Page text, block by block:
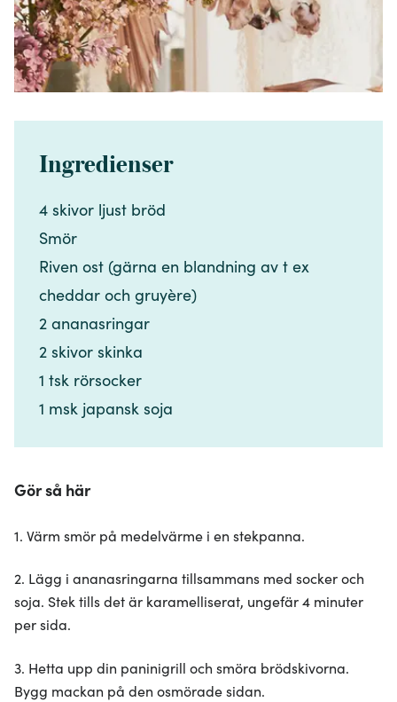
Ingredienser
4 skivor ljust bröd​​​​‌ ‍ ​‍​‍‌‍ ‌ ​‍‌‍‍‌‌‍‌ ‌‍‍‌‌‍ ‍​‍​‍​ ‍‍​‍​‍‌ ​ ‌‍​‌‌‍ ‍‌‍‍‌‌ ‌​‌ ‍‌​‍ ‍‌‍‍‌‌‍ ​‍​‍​‍ ​​‍​‍‌‍‍​‌ ​‍‌‍‌‌‌‍‌‍​‍​‍​ ‍‍​‍​‍‌‍‍​‌ ‌​‌ ‌​‌ ​​‌ ​ ​ ‍‍​‍ ​‍ ‌‍​ ‌‍ ‌‌ ​ ​‍ ‍‌‍​ ‌‍‌‌‌ ​‍‌ ‌‍‌‍‌‌‌ ​‍‌‍​‌​‍ ‍‌ ​ ‌‍‌‌​‍ ‌ ​​‌ ​‍‌‍ ‌‍‌​‌ ‌‌‌‍​ ‌ ‌​‌‍‍‌‌‍ ‌‍ ‍​‍ ‌‍‍‌‌‍ ‍‌ ‌​‌‍‌‌‌‍ ‍‌ ‌​​‍ ‌‍‌‌‌‍‌​‌‍‍‌‌ ‌​​‍ ‌‍ ‌‌‍ ‌‍‌​‌‍‌‌​ ‌‌ ​​‌ ​‍‌‍‌‌‌ ​ ‌‍‌‌‌‍ ‍‌ ‌​‌‍​‌‌ ‌​‌‍‍‌‌‍ ‌‍ ‍​ ‍ ‌‍‍‌‌‍‌​​ ‌​ ‌​‌‍‌‍​ ‌‌‌‍​ ​ ‌‌​ ‍​​ ‌‍​ ​​​‍ ‌​ ‌‍‌‍​‌​ ​​​ ​​​‍ ‌​ ‌​​ ​‌‌‍​‌​ ‌​​‍ ‌‌‍​‍​ ‌‍‌‍​ ​ ‌‍​‍ ‌‌‍​ ‌‍‌‍​ ​‍​ ‌​​ ​ ‌‍​‍​ ‌​‌‍​‌​ ‍‌‌‍​‌​ ​‌​ ‍​​ ‍ ‌ ‌​‌ ‍‌‌ ​​‌‍‌‌​ ‌‌ ​​‌‍​‌‌‍‌ ‌‍‌‌​ ‍ ‌ ​​‌‍​‌‌ ‌​‌‍‍​​ ‌‌‍​‍‌‍ ​‌‍ ‌‍​ ‌‍‍ ‌ ​ ​‍‌‌​ ‌‌‌​​‍‌‌ ‌‍‍ ‌‍‌‌‌ ‍‌​‍‌‌​ ​ ‌​‌​​‍‌‌​ ​ ‌​‌​​‍‌‌​ ​‍​ ​‍‌‍‌‌‌‍‌‍‌‍​‌‌‍‌‌​ ‍​‌‍‌‌​ ‌‍​ ​​​‍ ‌​ ‌ ​ ​​‌‍‌​‌‍‌‍​‍ ‌​ ‌​​ ‍‌​ ​‍​ ​​​‍ ‌‌‍​‍​ ‌ ​ ​‍​ ​‌​‍ ‌​ ‍‌‌‍‌‍​ ‍‌​ ‌‍​ ​ ‌‍‌‌‌‍‌‌‌‍​‌‌‍​‍​ ​ ​ ‌‌‌‍‌‌​‍‌‌​ ​‍​ ​‍​‍‌‌​ ‌‌‌​‌​​‍ ‍‌‍​ ‌‍ ‌‍ ​‌ ‌‌‌‍ ‌‌‍ ‍‌ ​ ​‍‌‌​ ‌‌‌​​‍‌‌ ‌‍‍ ‌‍‌‌‌ ‍‌​‍‌‌​ ​ ‌​‌​​‍‌‌​ ​ ‌​‌​​‍‌‌​ ​‍​ ​‍‌‍​‍​ ‌‌​ ​‌​ ‌‍‌‍​‍​ ‌‌​ ‌‌‌‍‌​‌‍​ ‌‍​‌​ ​​​ ​‍​‍‌‌​ ​‍​ ​‍​‍‌‌​ ‌‌‌​‌​​‍ ‍‌‍‍‌‌ ‌​‌‍‌‌‌‍ ‌‌ ​ ​‍‌‌​ ‌‌‌​​‍​ ​​​‍‌‌​ ‌‌‌​‌​​ ‌‍​‍‌‍​‌‌ ​ ‌‍‌‌‌‌‌‌‌ ​‍‌‍ ​​ ‌‌‍‍​‌ ‌​‌ ‌​‌ ​​‌ ​ ​‍‌‌​ ​ ‌​​‌​‍‌‌​ ​‍‌​‌‍​‍‌‌​ ​‍‌​‌‍‌‍​ ‌‍ ‌‌ ​ ​‍ ‍‌‍​ ‌‍‌‌‌ ​‍‌ ‌‍‌‍‌‌‌ ​‍‌‍​‌​‍ ‍‌ ​ ‌‍‌‌​‍‌‍‌‍‍‌‌‍‌​​ ‌​ ‌​‌‍‌‍​ ‌‌‌‍​ ​ ‌‌​ ‍​​ ‌‍​ ​​​‍ ‌​ ‌‍‌‍​‌​ ​​​ ​​​‍ ‌​ ‌​​ ​‌‌‍​‌​ ‌​​‍ ‌‌‍​‍​ ‌‍‌‍​ ​ ‌‍​‍ ‌‌‍​ ‌‍‌‍​ ​‍​ ‌​​ ​ ‌‍​‍​ ‌​‌‍​‌​ ‍‌‌‍​‌​ ​‌​ ‍​​‍‌‍‌ ‌​‌ ‍‌‌ ​​‌‍‌‌​ ‌‌ ​​‌‍​‌‌‍‌ ‌‍‌‌​‍‌‍‌ ​​‌‍​‌‌ ‌​‌‍‍​​ ‌‌‍​‍‌‍ ​‌‍ ‌‍​ ‌‍‍ ‌ ​ ​‍‌‌​ ‌‌‌​​‍‌‌ ‌‍‍ ‌‍‌‌‌ ‍‌​‍‌‌​ ​ ‌​‌​​‍‌‌​ ​ ‌​‌​​‍‌‌​ ​‍​ ​‍‌‍‌‌‌‍‌‍‌‍​‌‌‍‌‌​ ‍​‌‍‌‌​ ‌‍​ ​​​‍ ‌​ ‌ ​ ​​‌‍‌​‌‍‌‍​‍ ‌​ ‌​​ ‍‌​ ​‍​ ​​​‍ ‌‌‍​‍​ ‌ ​ ​‍​ ​‌​‍ ‌​ ‍‌‌‍‌‍​ ‍‌​ ‌‍​ ​ ‌‍‌‌‌‍‌‌‌‍​‌‌‍​‍​ ​ ​ ‌‌‌‍‌‌​‍‌‌​ ​‍​ ​‍​‍‌‌​ ‌‌‌​‌​​‍ ‍‌‍​ ‌‍ ‌‍ ​‌ ‌‌‌‍ ‌‌‍ ‍‌ ​ ​‍‌‌​ ‌‌‌​​‍‌‌ ‌‍‍ ‌‍‌‌‌ ‍‌​‍‌‌​ ​ ‌​‌​​‍‌‌​ ​ ‌​‌​​‍‌‌​ ​‍​ ​‍‌‍​‍​ ‌‌​ ​‌​ ‌‍‌‍​‍​ ‌‌​ ‌‌‌‍‌​‌‍​ ‌‍​‌​ ​​​ ​‍​‍‌‌​ ​‍​ ​‍​‍‌‌​ ‌‌‌​‌​​‍ ‍‌‍‍‌‌ ‌​‌‍‌‌‌‍ ‌‌ ​ ​‍‌‌​ ‌‌‌​​‍​ ​​​‍‌‌​ ‌‌‌​‌​​‍‌‍‌ ‌ ‌‍ ‌ ​‍‌‍‍ ‌ ​ ‌ ​​‌‍​‌‌‍​ ‌‍‌‌​ ‌‌ ​​‌ ​‍‌‍ ‌‍‌​‌ ‌‌‌‍​ ‌ ‌​‌‍‍‌‌‍ ‌‍ ‍​‍‌‍‌ ​​‌‍‌‌‌ ​‍‌ ​ ‌ ​​‌‍‌‌‌‍​ ‌ ‌​‌‍‍‌‌ ‌‍‌‍‌‌​ ‌‌ ​​‌ ‌‌‌‍​‍‌‍ ​‌‍‍‌‌ ​ ‌‍‍​‌‍‌‌‌‍‌​​‍​‍‌ ‌
Smör​​​​‌ ‍ ​‍​‍‌‍ ‌ ​‍‌‍‍‌‌‍‌ ‌‍‍‌‌‍ ‍​‍​‍​ ‍‍​‍​‍‌ ​ ‌‍​‌‌‍ ‍‌‍‍‌‌ ‌​‌ ‍‌​‍ ‍‌‍‍‌‌‍ ​‍​‍​‍ ​​‍​‍‌‍‍​‌ ​‍‌‍‌‌‌‍‌‍​‍​‍​ ‍‍​‍​‍‌‍‍​‌ ‌​‌ ‌​‌ ​​‌ ​ ​ ‍‍​‍ ​‍ ‌‍​ ‌‍ ‌‌ ​ ​‍ ‍‌‍​ ‌‍‌‌‌ ​‍‌ ‌‍‌‍‌‌‌ ​‍‌‍​‌​‍ ‍‌ ​ ‌‍‌‌​‍ ‌ ​​‌ ​‍‌‍ ‌‍‌​‌ ‌‌‌‍​ ‌ ‌​‌‍‍‌‌‍ ‌‍ ‍​‍ ‌‍‍‌‌‍ ‍‌ ‌​‌‍‌‌‌‍ ‍‌ ‌​​‍ ‌‍‌‌‌‍‌​‌‍‍‌‌ ‌​​‍ ‌‍ ‌‌‍ ‌‍‌​‌‍‌‌​ ‌‌ ​​‌ ​‍‌‍‌‌‌ ​ ‌‍‌‌‌‍ ‍‌ ‌​‌‍​‌‌ ‌​‌‍‍‌‌‍ ‌‍ ‍​ ‍ ‌‍‍‌‌‍‌​​ ‌​ ‌​‌‍‌‍​ ‌‌‌‍​ ​ ‌‌​ ‍​​ ‌‍​ ​​​‍ ‌​ ‌‍‌‍​‌​ ​​​ ​​​‍ ‌​ ‌​​ ​‌‌‍​‌​ ‌​​‍ ‌‌‍​‍​ ‌‍‌‍​ ​ ‌‍​‍ ‌‌‍​ ‌‍‌‍​ ​‍​ ‌​​ ​ ‌‍​‍​ ‌​‌‍​‌​ ‍‌‌‍​‌​ ​‌​ ‍​​ ‍ ‌ ‌​‌ ‍‌‌ ​​‌‍‌‌​ ‌‌ ​​‌‍​‌‌‍‌ ‌‍‌‌​ ‍ ‌ ​​‌‍​‌‌ ‌​‌‍‍​​ ‌‌‍​‍‌‍ ​‌‍ ‌‍​ ‌‍‍ ‌ ​ ​‍‌‌​ ‌‌‌​​‍‌‌ ‌‍‍ ‌‍‌‌‌ ‍‌​‍‌‌​ ​ ‌​‌​​‍‌‌​ ​ ‌​‌​​‍‌‌​ ​‍​ ​‍‌‍‌‌‌‍‌‍‌‍​‌‌‍‌‌​ ‍​‌‍‌‌​ ‌‍​ ​​​‍ ‌​ ‌ ​ ​​‌‍‌​‌‍‌‍​‍ ‌​ ‌​​ ‍‌​ ​‍​ ​​​‍ ‌‌‍​‍​ ‌ ​ ​‍​ ​‌​‍ ‌​ ‍‌‌‍‌‍​ ‍‌​ ‌‍​ ​ ‌‍‌‌‌‍‌‌‌‍​‌‌‍​‍​ ​ ​ ‌‌‌‍‌‌​‍‌‌​ ​‍​ ​‍​‍‌‌​ ‌‌‌​‌​​‍ ‍‌‍​ ‌‍ ‌‍ ​‌ ‌‌‌‍ ‌‌‍ ‍‌ ​ ​‍‌‌​ ‌‌‌​​‍‌‌ ‌‍‍ ‌‍‌‌‌ ‍‌​‍‌‌​ ​ ‌​‌​​‍‌‌​ ​ ‌​‌​​‍‌‌​ ​‍​ ​‍‌‍​‍​ ‌‌​ ​‌​ ‌‍‌‍​‍​ ‌‌​ ‌‌‌‍‌​‌‍​ ‌‍​‌​ ​​​ ​‍​‍‌‌​ ​‍​ ​‍​‍‌‌​ ‌‌‌​‌​​‍ ‍‌‍‍‌‌ ‌​‌‍‌‌‌‍ ‌‌ ​ ​‍‌‌​ ‌‌‌​​‍​ ​‌​‍‌‌​ ‌‌‌​‌​​ ‌‍​‍‌‍​‌‌ ​ ‌‍‌‌‌‌‌‌‌ ​‍‌‍ ​​ ‌‌‍‍​‌ ‌​‌ ‌​‌ ​​‌ ​ ​‍‌‌​ ​ ‌​​‌​‍‌‌​ ​‍‌​‌‍​‍‌‌​ ​‍‌​‌‍‌‍​ ‌‍ ‌‌ ​ ​‍ ‍‌‍​ ‌‍‌‌‌ ​‍‌ ‌‍‌‍‌‌‌ ​‍‌‍​‌​‍ ‍‌ ​ ‌‍‌‌​‍‌‍‌‍‍‌‌‍‌​​ ‌​ ‌​‌‍‌‍​ ‌‌‌‍​ ​ ‌‌​ ‍​​ ‌‍​ ​​​‍ ‌​ ‌‍‌‍​‌​ ​​​ ​​​‍ ‌​ ‌​​ ​‌‌‍​‌​ ‌​​‍ ‌‌‍​‍​ ‌‍‌‍​ ​ ‌‍​‍ ‌‌‍​ ‌‍‌‍​ ​‍​ ‌​​ ​ ‌‍​‍​ ‌​‌‍​‌​ ‍‌‌‍​‌​ ​‌​ ‍​​‍‌‍‌ ‌​‌ ‍‌‌ ​​‌‍‌‌​ ‌‌ ​​‌‍​‌‌‍‌ ‌‍‌‌​‍‌‍‌ ​​‌‍​‌‌ ‌​‌‍‍​​ ‌‌‍​‍‌‍ ​‌‍ ‌‍​ ‌‍‍ ‌ ​ ​‍‌‌​ ‌‌‌​​‍‌‌ ‌‍‍ ‌‍‌‌‌ ‍‌​‍‌‌​ ​ ‌​‌​​‍‌‌​ ​ ‌​‌​​‍‌‌​ ​‍​ ​‍‌‍‌‌‌‍‌‍‌‍​‌‌‍‌‌​ ‍​‌‍‌‌​ ‌‍​ ​​​‍ ‌​ ‌ ​ ​​‌‍‌​‌‍‌‍​‍ ‌​ ‌​​ ‍‌​ ​‍​ ​​​‍ ‌‌‍​‍​ ‌ ​ ​‍​ ​‌​‍ ‌​ ‍‌‌‍‌‍​ ‍‌​ ‌‍​ ​ ‌‍‌‌‌‍‌‌‌‍​‌‌‍​‍​ ​ ​ ‌‌‌‍‌‌​‍‌‌​ ​‍​ ​‍​‍‌‌​ ‌‌‌​‌​​‍ ‍‌‍​ ‌‍ ‌‍ ​‌ ‌‌‌‍ ‌‌‍ ‍‌ ​ ​‍‌‌​ ‌‌‌​​‍‌‌ ‌‍‍ ‌‍‌‌‌ ‍‌​‍‌‌​ ​ ‌​‌​​‍‌‌​ ​ ‌​‌​​‍‌‌​ ​‍​ ​‍‌‍​‍​ ‌‌​ ​‌​ ‌‍‌‍​‍​ ‌‌​ ‌‌‌‍‌​‌‍​ ‌‍​‌​ ​​​ ​‍​‍‌‌​ ​‍​ ​‍​‍‌‌​ ‌‌‌​‌​​‍ ‍‌‍‍‌‌ ‌​‌‍‌‌‌‍ ‌‌ ​ ​‍‌‌​ ‌‌‌​​‍​ ​‌​‍‌‌​ ‌‌‌​‌​​‍‌‍‌ ‌ ‌‍ ‌ ​‍‌‍‍ ‌ ​ ‌ ​​‌‍​‌‌‍​ ‌‍‌‌​ ‌‌ ​​‌ ​‍‌‍ ‌‍‌​‌ ‌‌‌‍​ ‌ ‌​‌‍‍‌‌‍ ‌‍ ‍​‍‌‍‌ ​​‌‍‌‌‌ ​‍‌ ​ ‌ ​​‌‍‌‌‌‍​ ‌ ‌​‌‍‍‌‌ ‌‍‌‍‌‌​ ‌‌ ​​‌ ‌‌‌‍​‍‌‍ ​‌‍‍‌‌ ​ ‌‍‍​‌‍‌‌‌‍‌​​‍​‍‌ ‌
Riven ost (gärna en blandning av t ex
cheddar och gruyère)​​​​‌ ‍ ​‍​‍‌‍ ‌ ​‍‌‍‍‌‌‍‌ ‌‍‍‌‌‍ ‍​‍​‍​ ‍‍​‍​‍‌ ​ ‌‍​‌‌‍ ‍‌‍‍‌‌ ‌​‌ ‍‌​‍ ‍‌‍‍‌‌‍ ​‍​‍​‍ ​​‍​‍‌‍‍​‌ ​‍‌‍‌‌‌‍‌‍​‍​‍​ ‍‍​‍​‍‌‍‍​‌ ‌​‌ ‌​‌ ​​‌ ​ ​ ‍‍​‍ ​‍ ‌‍​ ‌‍ ‌‌ ​ ​‍ ‍‌‍​ ‌‍‌‌‌ ​‍‌ ‌‍‌‍‌‌‌ ​‍‌‍​‌​‍ ‍‌ ​ ‌‍‌‌​‍ ‌ ​​‌ ​‍‌‍ ‌‍‌​‌ ‌‌‌‍​ ‌ ‌​‌‍‍‌‌‍ ‌‍ ‍​‍ ‌‍‍‌‌‍ ‍‌ ‌​‌‍‌‌‌‍ ‍‌ ‌​​‍ ‌‍‌‌‌‍‌​‌‍‍‌‌ ‌​​‍ ‌‍ ‌‌‍ ‌‍‌​‌‍‌‌​ ‌‌ ​​‌ ​‍‌‍‌‌‌ ​ ‌‍‌‌‌‍ ‍‌ ‌​‌‍​‌‌ ‌​‌‍‍‌‌‍ ‌‍ ‍​ ‍ ‌‍‍‌‌‍‌​​ ‌​ ‌​‌‍‌‍​ ‌‌‌‍​ ​ ‌‌​ ‍​​ ‌‍​ ​​​‍ ‌​ ‌‍‌‍​‌​ ​​​ ​​​‍ ‌​ ‌​​ ​‌‌‍​‌​ ‌​​‍ ‌‌‍​‍​ ‌‍‌‍​ ​ ‌‍​‍ ‌‌‍​ ‌‍‌‍​ ​‍​ ‌​​ ​ ‌‍​‍​ ‌​‌‍​‌​ ‍‌‌‍​‌​ ​‌​ ‍​​ ‍ ‌ ‌​‌ ‍‌‌ ​​‌‍‌‌​ ‌‌ ​​‌‍​‌‌‍‌ ‌‍‌‌​ ‍ ‌ ​​‌‍​‌‌ ‌​‌‍‍​​ ‌‌‍​‍‌‍ ​‌‍ ‌‍​ ‌‍‍ ‌ ​ ​‍‌‌​ ‌‌‌​​‍‌‌ ‌‍‍ ‌‍‌‌‌ ‍‌​‍‌‌​ ​ ‌​‌​​‍‌‌​ ​ ‌​‌​​‍‌‌​ ​‍​ ​‍‌‍‌‌‌‍‌‍‌‍​‌‌‍‌‌​ ‍​‌‍‌‌​ ‌‍​ ​​​‍ ‌​ ‌ ​ ​​‌‍‌​‌‍‌‍​‍ ‌​ ‌​​ ‍‌​ ​‍​ ​​​‍ ‌‌‍​‍​ ‌ ​ ​‍​ ​‌​‍ ‌​ ‍‌‌‍‌‍​ ‍‌​ ‌‍​ ​ ‌‍‌‌‌‍‌‌‌‍​‌‌‍​‍​ ​ ​ ‌‌‌‍‌‌​‍‌‌​ ​‍​ ​‍​‍‌‌​ ‌‌‌​‌​​‍ ‍‌‍​ ‌‍ ‌‍ ​‌ ‌‌‌‍ ‌‌‍ ‍‌ ​ ​‍‌‌​ ‌‌‌​​‍‌‌ ‌‍‍ ‌‍‌‌‌ ‍‌​‍‌‌​ ​ ‌​‌​​‍‌‌​ ​ ‌​‌​​‍‌‌​ ​‍​ ​‍‌‍​‍​ ‌‌​ ​‌​ ‌‍‌‍​‍​ ‌‌​ ‌‌‌‍‌​‌‍​ ‌‍​‌​ ​​​ ​‍​‍‌‌​ ​‍​ ​‍​‍‌‌​ ‌‌‌​‌​​‍ ‍‌‍‍‌‌ ‌​‌‍‌‌‌‍ ‌‌ ​ ​‍‌‌​ ‌‌‌​​‍​ ​‍​‍‌‌​ ‌‌‌​‌​​ ‌‍​‍‌‍​‌‌ ​ ‌‍‌‌‌‌‌‌‌ ​‍‌‍ ​​ ‌‌‍‍​‌ ‌​‌ ‌​‌ ​​‌ ​ ​‍‌‌​ ​ ‌​​‌​‍‌‌​ ​‍‌​‌‍​‍‌‌​ ​‍‌​‌‍‌‍​ ‌‍ ‌‌ ​ ​‍ ‍‌‍​ ‌‍‌‌‌ ​‍‌ ‌‍‌‍‌‌‌ ​‍‌‍​‌​‍ ‍‌ ​ ‌‍‌‌​‍‌‍‌‍‍‌‌‍‌​​ ‌​ ‌​‌‍‌‍​ ‌‌‌‍​ ​ ‌‌​ ‍​​ ‌‍​ ​​​‍ ‌​ ‌‍‌‍​‌​ ​​​ ​​​‍ ‌​ ‌​​ ​‌‌‍​‌​ ‌​​‍ ‌‌‍​‍​ ‌‍‌‍​ ​ ‌‍​‍ ‌‌‍​ ‌‍‌‍​ ​‍​ ‌​​ ​ ‌‍​‍​ ‌​‌‍​‌​ ‍‌‌‍​‌​ ​‌​ ‍​​‍‌‍‌ ‌​‌ ‍‌‌ ​​‌‍‌‌​ ‌‌ ​​‌‍​‌‌‍‌ ‌‍‌‌​‍‌‍‌ ​​‌‍​‌‌ ‌​‌‍‍​​ ‌‌‍​‍‌‍ ​‌‍ ‌‍​ ‌‍‍ ‌ ​ ​‍‌‌​ ‌‌‌​​‍‌‌ ‌‍‍ ‌‍‌‌‌ ‍‌​‍‌‌​ ​ ‌​‌​​‍‌‌​ ​ ‌​‌​​‍‌‌​ ​‍​ ​‍‌‍‌‌‌‍‌‍‌‍​‌‌‍‌‌​ ‍​‌‍‌‌​ ‌‍​ ​​​‍ ‌​ ‌ ​ ​​‌‍‌​‌‍‌‍​‍ ‌​ ‌​​ ‍‌​ ​‍​ ​​​‍ ‌‌‍​‍​ ‌ ​ ​‍​ ​‌​‍ ‌​ ‍‌‌‍‌‍​ ‍‌​ ‌‍​ ​ ‌‍‌‌‌‍‌‌‌‍​‌‌‍​‍​ ​ ​ ‌‌‌‍‌‌​‍‌‌​ ​‍​ ​‍​‍‌‌​ ‌‌‌​‌​​‍ ‍‌‍​ ‌‍ ‌‍ ​‌ ‌‌‌‍ ‌‌‍ ‍‌ ​ ​‍‌‌​ ‌‌‌​​‍‌‌ ‌‍‍ ‌‍‌‌‌ ‍‌​‍‌‌​ ​ ‌​‌​​‍‌‌​ ​ ‌​‌​​‍‌‌​ ​‍​ ​‍‌‍​‍​ ‌‌​ ​‌​ ‌‍‌‍​‍​ ‌‌​ ‌‌‌‍‌​‌‍​ ‌‍​‌​ ​​​ ​‍​‍‌‌​ ​‍​ ​‍​‍‌‌​ ‌‌‌​‌​​‍ ‍‌‍‍‌‌ ‌​‌‍‌‌‌‍ ‌‌ ​ ​‍‌‌​ ‌‌‌​​‍​ ​‍​‍‌‌​ ‌‌‌​‌​​‍‌‍‌ ‌ ‌‍ ‌ ​‍‌‍‍ ‌ ​ ‌ ​​‌‍​‌‌‍​ ‌‍‌‌​ ‌‌ ​​‌ ​‍‌‍ ‌‍‌​‌ ‌‌‌‍​ ‌ ‌​‌‍‍‌‌‍ ‌‍ ‍​‍‌‍‌ ​​‌‍‌‌‌ ​‍‌ ​ ‌ ​​‌‍‌‌‌‍​ ‌ ‌​‌‍‍‌‌ ‌‍‌‍‌‌​ ‌‌ ​​‌ ‌‌‌‍​‍‌‍ ​‌‍‍‌‌ ​ ‌‍‍​‌‍‌‌‌‍‌​​‍​‍‌ ‌
2 ananasringar​​​​‌ ‍ ​‍​‍‌‍ ‌ ​‍‌‍‍‌‌‍‌ ‌‍‍‌‌‍ ‍​‍​‍​ ‍‍​‍​‍‌ ​ ‌‍​‌‌‍ ‍‌‍‍‌‌ ‌​‌ ‍‌​‍ ‍‌‍‍‌‌‍ ​‍​‍​‍ ​​‍​‍‌‍‍​‌ ​‍‌‍‌‌‌‍‌‍​‍​‍​ ‍‍​‍​‍‌‍‍​‌ ‌​‌ ‌​‌ ​​‌ ​ ​ ‍‍​‍ ​‍ ‌‍​ ‌‍ ‌‌ ​ ​‍ ‍‌‍​ ‌‍‌‌‌ ​‍‌ ‌‍‌‍‌‌‌ ​‍‌‍​‌​‍ ‍‌ ​ ‌‍‌‌​‍ ‌ ​​‌ ​‍‌‍ ‌‍‌​‌ ‌‌‌‍​ ‌ ‌​‌‍‍‌‌‍ ‌‍ ‍​‍ ‌‍‍‌‌‍ ‍‌ ‌​‌‍‌‌‌‍ ‍‌ ‌​​‍ ‌‍‌‌‌‍‌​‌‍‍‌‌ ‌​​‍ ‌‍ ‌‌‍ ‌‍‌​‌‍‌‌​ ‌‌ ​​‌ ​‍‌‍‌‌‌ ​ ‌‍‌‌‌‍ ‍‌ ‌​‌‍​‌‌ ‌​‌‍‍‌‌‍ ‌‍ ‍​ ‍ ‌‍‍‌‌‍‌​​ ‌​ ‌​‌‍‌‍​ ‌‌‌‍​ ​ ‌‌​ ‍​​ ‌‍​ ​​​‍ ‌​ ‌‍‌‍​‌​ ​​​ ​​​‍ ‌​ ‌​​ ​‌‌‍​‌​ ‌​​‍ ‌‌‍​‍​ ‌‍‌‍​ ​ ‌‍​‍ ‌‌‍​ ‌‍‌‍​ ​‍​ ‌​​ ​ ‌‍​‍​ ‌​‌‍​‌​ ‍‌‌‍​‌​ ​‌​ ‍​​ ‍ ‌ ‌​‌ ‍‌‌ ​​‌‍‌‌​ ‌‌ ​​‌‍​‌‌‍‌ ‌‍‌‌​ ‍ ‌ ​​‌‍​‌‌ ‌​‌‍‍​​ ‌‌‍​‍‌‍ ​‌‍ ‌‍​ ‌‍‍ ‌ ​ ​‍‌‌​ ‌‌‌​​‍‌‌ ‌‍‍ ‌‍‌‌‌ ‍‌​‍‌‌​ ​ ‌​‌​​‍‌‌​ ​ ‌​‌​​‍‌‌​ ​‍​ ​‍‌‍‌‌‌‍‌‍‌‍​‌‌‍‌‌​ ‍​‌‍‌‌​ ‌‍​ ​​​‍ ‌​ ‌ ​ ​​‌‍‌​‌‍‌‍​‍ ‌​ ‌​​ ‍‌​ ​‍​ ​​​‍ ‌‌‍​‍​ ‌ ​ ​‍​ ​‌​‍ ‌​ ‍‌‌‍‌‍​ ‍‌​ ‌‍​ ​ ‌‍‌‌‌‍‌‌‌‍​‌‌‍​‍​ ​ ​ ‌‌‌‍‌‌​‍‌‌​ ​‍​ ​‍​‍‌‌​ ‌‌‌​‌​​‍ ‍‌‍​ ‌‍ ‌‍ ​‌ ‌‌‌‍ ‌‌‍ ‍‌ ​ ​‍‌‌​ ‌‌‌​​‍‌‌ ‌‍‍ ‌‍‌‌‌ ‍‌​‍‌‌​ ​ ‌​‌​​‍‌‌​ ​ ‌​‌​​‍‌‌​ ​‍​ ​‍‌‍​‍​ ‌‌​ ​‌​ ‌‍‌‍​‍​ ‌‌​ ‌‌‌‍‌​‌‍​ ‌‍​‌​ ​​​ ​‍​‍‌‌​ ​‍​ ​‍​‍‌‌​ ‌‌‌​‌​​‍ ‍‌‍‍‌‌ ‌​‌‍‌‌‌‍ ‌‌ ​ ​‍‌‌​ ‌‌‌​​‍​ ​ ​‍‌‌​ ‌‌‌​‌​​ ‌‍​‍‌‍​‌‌ ​ ‌‍‌‌‌‌‌‌‌ ​‍‌‍ ​​ ‌‌‍‍​‌ ‌​‌ ‌​‌ ​​‌ ​ ​‍‌‌​ ​ ‌​​‌​‍‌‌​ ​‍‌​‌‍​‍‌‌​ ​‍‌​‌‍‌‍​ ‌‍ ‌‌ ​ ​‍ ‍‌‍​ ‌‍‌‌‌ ​‍‌ ‌‍‌‍‌‌‌ ​‍‌‍​‌​‍ ‍‌ ​ ‌‍‌‌​‍‌‍‌‍‍‌‌‍‌​​ ‌​ ‌​‌‍‌‍​ ‌‌‌‍​ ​ ‌‌​ ‍​​ ‌‍​ ​​​‍ ‌​ ‌‍‌‍​‌​ ​​​ ​​​‍ ‌​ ‌​​ ​‌‌‍​‌​ ‌​​‍ ‌‌‍​‍​ ‌‍‌‍​ ​ ‌‍​‍ ‌‌‍​ ‌‍‌‍​ ​‍​ ‌​​ ​ ‌‍​‍​ ‌​‌‍​‌​ ‍‌‌‍​‌​ ​‌​ ‍​​‍‌‍‌ ‌​‌ ‍‌‌ ​​‌‍‌‌​ ‌‌ ​​‌‍​‌‌‍‌ ‌‍‌‌​‍‌‍‌ ​​‌‍​‌‌ ‌​‌‍‍​​ ‌‌‍​‍‌‍ ​‌‍ ‌‍​ ‌‍‍ ‌ ​ ​‍‌‌​ ‌‌‌​​‍‌‌ ‌‍‍ ‌‍‌‌‌ ‍‌​‍‌‌​ ​ ‌​‌​​‍‌‌​ ​ ‌​‌​​‍‌‌​ ​‍​ ​‍‌‍‌‌‌‍‌‍‌‍​‌‌‍‌‌​ ‍​‌‍‌‌​ ‌‍​ ​​​‍ ‌​ ‌ ​ ​​‌‍‌​‌‍‌‍​‍ ‌​ ‌​​ ‍‌​ ​‍​ ​​​‍ ‌‌‍​‍​ ‌ ​ ​‍​ ​‌​‍ ‌​ ‍‌‌‍‌‍​ ‍‌​ ‌‍​ ​ ‌‍‌‌‌‍‌‌‌‍​‌‌‍​‍​ ​ ​ ‌‌‌‍‌‌​‍‌‌​ ​‍​ ​‍​‍‌‌​ ‌‌‌​‌​​‍ ‍‌‍​ ‌‍ ‌‍ ​‌ ‌‌‌‍ ‌‌‍ ‍‌ ​ ​‍‌‌​ ‌‌‌​​‍‌‌ ‌‍‍ ‌‍‌‌‌ ‍‌​‍‌‌​ ​ ‌​‌​​‍‌‌​ ​ ‌​‌​​‍‌‌​ ​‍​ ​‍‌‍​‍​ ‌‌​ ​‌​ ‌‍‌‍​‍​ ‌‌​ ‌‌‌‍‌​‌‍​ ‌‍​‌​ ​​​ ​‍​‍‌‌​ ​‍​ ​‍​‍‌‌​ ‌‌‌​‌​​‍ ‍‌‍‍‌‌ ‌​‌‍‌‌‌‍ ‌‌ ​ ​‍‌‌​ ‌‌‌​​‍​ ​ ​‍‌‌​ ‌‌‌​‌​​‍‌‍‌ ‌ ‌‍ ‌ ​‍‌‍‍ ‌ ​ ‌ ​​‌‍​‌‌‍​ ‌‍‌‌​ ‌‌ ​​‌ ​‍‌‍ ‌‍‌​‌ ‌‌‌‍​ ‌ ‌​‌‍‍‌‌‍ ‌‍ ‍​‍‌‍‌ ​​‌‍‌‌‌ ​‍‌ ​ ‌ ​​‌‍‌‌‌‍​ ‌ ‌​‌‍‍‌‌ ‌‍‌‍‌‌​ ‌‌ ​​‌ ‌‌‌‍​‍‌‍ ​‌‍‍‌‌ ​ ‌‍‍​‌‍‌‌‌‍‌​​‍​‍‌ ‌
2 skivor skinka​​​​‌ ‍ ​‍​‍‌‍ ‌ ​‍‌‍‍‌‌‍‌ ‌‍‍‌‌‍ ‍​‍​‍​ ‍‍​‍​‍‌ ​ ‌‍​‌‌‍ ‍‌‍‍‌‌ ‌​‌ ‍‌​‍ ‍‌‍‍‌‌‍ ​‍​‍​‍ ​​‍​‍‌‍‍​‌ ​‍‌‍‌‌‌‍‌‍​‍​‍​ ‍‍​‍​‍‌‍‍​‌ ‌​‌ ‌​‌ ​​‌ ​ ​ ‍‍​‍ ​‍ ‌‍​ ‌‍ ‌‌ ​ ​‍ ‍‌‍​ ‌‍‌‌‌ ​‍‌ ‌‍‌‍‌‌‌ ​‍‌‍​‌​‍ ‍‌ ​ ‌‍‌‌​‍ ‌ ​​‌ ​‍‌‍ ‌‍‌​‌ ‌‌‌‍​ ‌ ‌​‌‍‍‌‌‍ ‌‍ ‍​‍ ‌‍‍‌‌‍ ‍‌ ‌​‌‍‌‌‌‍ ‍‌ ‌​​‍ ‌‍‌‌‌‍‌​‌‍‍‌‌ ‌​​‍ ‌‍ ‌‌‍ ‌‍‌​‌‍‌‌​ ‌‌ ​​‌ ​‍‌‍‌‌‌ ​ ‌‍‌‌‌‍ ‍‌ ‌​‌‍​‌‌ ‌​‌‍‍‌‌‍ ‌‍ ‍​ ‍ ‌‍‍‌‌‍‌​​ ‌​ ‌​‌‍‌‍​ ‌‌‌‍​ ​ ‌‌​ ‍​​ ‌‍​ ​​​‍ ‌​ ‌‍‌‍​‌​ ​​​ ​​​‍ ‌​ ‌​​ ​‌‌‍​‌​ ‌​​‍ ‌‌‍​‍​ ‌‍‌‍​ ​ ‌‍​‍ ‌‌‍​ ‌‍‌‍​ ​‍​ ‌​​ ​ ‌‍​‍​ ‌​‌‍​‌​ ‍‌‌‍​‌​ ​‌​ ‍​​ ‍ ‌ ‌​‌ ‍‌‌ ​​‌‍‌‌​ ‌‌ ​​‌‍​‌‌‍‌ ‌‍‌‌​ ‍ ‌ ​​‌‍​‌‌ ‌​‌‍‍​​ ‌‌‍​‍‌‍ ​‌‍ ‌‍​ ‌‍‍ ‌ ​ ​‍‌‌​ ‌‌‌​​‍‌‌ ‌‍‍ ‌‍‌‌‌ ‍‌​‍‌‌​ ​ ‌​‌​​‍‌‌​ ​ ‌​‌​​‍‌‌​ ​‍​ ​‍‌‍‌‌‌‍‌‍‌‍​‌‌‍‌‌​ ‍​‌‍‌‌​ ‌‍​ ​​​‍ ‌​ ‌ ​ ​​‌‍‌​‌‍‌‍​‍ ‌​ ‌​​ ‍‌​ ​‍​ ​​​‍ ‌‌‍​‍​ ‌ ​ ​‍​ ​‌​‍ ‌​ ‍‌‌‍‌‍​ ‍‌​ ‌‍​ ​ ‌‍‌‌‌‍‌‌‌‍​‌‌‍​‍​ ​ ​ ‌‌‌‍‌‌​‍‌‌​ ​‍​ ​‍​‍‌‌​ ‌‌‌​‌​​‍ ‍‌‍​ ‌‍ ‌‍ ​‌ ‌‌‌‍ ‌‌‍ ‍‌ ​ ​‍‌‌​ ‌‌‌​​‍‌‌ ‌‍‍ ‌‍‌‌‌ ‍‌​‍‌‌​ ​ ‌​‌​​‍‌‌​ ​ ‌​‌​​‍‌‌​ ​‍​ ​‍‌‍​‍​ ‌‌​ ​‌​ ‌‍‌‍​‍​ ‌‌​ ‌‌‌‍‌​‌‍​ ‌‍​‌​ ​​​ ​‍​‍‌‌​ ​‍​ ​‍​‍‌‌​ ‌‌‌​‌​​‍ ‍‌‍‍‌‌ ‌​‌‍‌‌‌‍ ‌‌ ​ ​‍‌‌​ ‌‌‌​​‍​ ‌​​‍‌‌​ ‌‌‌​‌​​ ‌‍​‍‌‍​‌‌ ​ ‌‍‌‌‌‌‌‌‌ ​‍‌‍ ​​ ‌‌‍‍​‌ ‌​‌ ‌​‌ ​​‌ ​ ​‍‌‌​ ​ ‌​​‌​‍‌‌​ ​‍‌​‌‍​‍‌‌​ ​‍‌​‌‍‌‍​ ‌‍ ‌‌ ​ ​‍ ‍‌‍​ ‌‍‌‌‌ ​‍‌ ‌‍‌‍‌‌‌ ​‍‌‍​‌​‍ ‍‌ ​ ‌‍‌‌​‍‌‍‌‍‍‌‌‍‌​​ ‌​ ‌​‌‍‌‍​ ‌‌‌‍​ ​ ‌‌​ ‍​​ ‌‍​ ​​​‍ ‌​ ‌‍‌‍​‌​ ​​​ ​​​‍ ‌​ ‌​​ ​‌‌‍​‌​ ‌​​‍ ‌‌‍​‍​ ‌‍‌‍​ ​ ‌‍​‍ ‌‌‍​ ‌‍‌‍​ ​‍​ ‌​​ ​ ‌‍​‍​ ‌​‌‍​‌​ ‍‌‌‍​‌​ ​‌​ ‍​​‍‌‍‌ ‌​‌ ‍‌‌ ​​‌‍‌‌​ ‌‌ ​​‌‍​‌‌‍‌ ‌‍‌‌​‍‌‍‌ ​​‌‍​‌‌ ‌​‌‍‍​​ ‌‌‍​‍‌‍ ​‌‍ ‌‍​ ‌‍‍ ‌ ​ ​‍‌‌​ ‌‌‌​​‍‌‌ ‌‍‍ ‌‍‌‌‌ ‍‌​‍‌‌​ ​ ‌​‌​​‍‌‌​ ​ ‌​‌​​‍‌‌​ ​‍​ ​‍‌‍‌‌‌‍‌‍‌‍​‌‌‍‌‌​ ‍​‌‍‌‌​ ‌‍​ ​​​‍ ‌​ ‌ ​ ​​‌‍‌​‌‍‌‍​‍ ‌​ ‌​​ ‍‌​ ​‍​ ​​​‍ ‌‌‍​‍​ ‌ ​ ​‍​ ​‌​‍ ‌​ ‍‌‌‍‌‍​ ‍‌​ ‌‍​ ​ ‌‍‌‌‌‍‌‌‌‍​‌‌‍​‍​ ​ ​ ‌‌‌‍‌‌​‍‌‌​ ​‍​ ​‍​‍‌‌​ ‌‌‌​‌​​‍ ‍‌‍​ ‌‍ ‌‍ ​‌ ‌‌‌‍ ‌‌‍ ‍‌ ​ ​‍‌‌​ ‌‌‌​​‍‌‌ ‌‍‍ ‌‍‌‌‌ ‍‌​‍‌‌​ ​ ‌​‌​​‍‌‌​ ​ ‌​‌​​‍‌‌​ ​‍​ ​‍‌‍​‍​ ‌‌​ ​‌​ ‌‍‌‍​‍​ ‌‌​ ‌‌‌‍‌​‌‍​ ‌‍​‌​ ​​​ ​‍​‍‌‌​ ​‍​ ​‍​‍‌‌​ ‌‌‌​‌​​‍ ‍‌‍‍‌‌ ‌​‌‍‌‌‌‍ ‌‌ ​ ​‍‌‌​ ‌‌‌​​‍​ ‌​​‍‌‌​ ‌‌‌​‌​​‍‌‍‌ ‌ ‌‍ ‌ ​‍‌‍‍ ‌ ​ ‌ ​​‌‍​‌‌‍​ ‌‍‌‌​ ‌‌ ​​‌ ​‍‌‍ ‌‍‌​‌ ‌‌‌‍​ ‌ ‌​‌‍‍‌‌‍ ‌‍ ‍​‍‌‍‌ ​​‌‍‌‌‌ ​‍‌ ​ ‌ ​​‌‍‌‌‌‍​ ‌ ‌​‌‍‍‌‌ ‌‍‌‍‌‌​ ‌‌ ​​‌ ‌‌‌‍​‍‌‍ ​‌‍‍‌‌ ​ ‌‍‍​‌‍‌‌‌‍‌​​‍​‍‌ ‌
1 tsk rörsocker​​​​‌ ‍ ​‍​‍‌‍ ‌ ​‍‌‍‍‌‌‍‌ ‌‍‍‌‌‍ ‍​‍​‍​ ‍‍​‍​‍‌ ​ ‌‍​‌‌‍ ‍‌‍‍‌‌ ‌​‌ ‍‌​‍ ‍‌‍‍‌‌‍ ​‍​‍​‍ ​​‍​‍‌‍‍​‌ ​‍‌‍‌‌‌‍‌‍​‍​‍​ ‍‍​‍​‍‌‍‍​‌ ‌​‌ ‌​‌ ​​‌ ​ ​ ‍‍​‍ ​‍ ‌‍​ ‌‍ ‌‌ ​ ​‍ ‍‌‍​ ‌‍‌‌‌ ​‍‌ ‌‍‌‍‌‌‌ ​‍‌‍​‌​‍ ‍‌ ​ ‌‍‌‌​‍ ‌ ​​‌ ​‍‌‍ ‌‍‌​‌ ‌‌‌‍​ ‌ ‌​‌‍‍‌‌‍ ‌‍ ‍​‍ ‌‍‍‌‌‍ ‍‌ ‌​‌‍‌‌‌‍ ‍‌ ‌​​‍ ‌‍‌‌‌‍‌​‌‍‍‌‌ ‌​​‍ ‌‍ ‌‌‍ ‌‍‌​‌‍‌‌​ ‌‌ ​​‌ ​‍‌‍‌‌‌ ​ ‌‍‌‌‌‍ ‍‌ ‌​‌‍​‌‌ ‌​‌‍‍‌‌‍ ‌‍ ‍​ ‍ ‌‍‍‌‌‍‌​​ ‌​ ‌​‌‍‌‍​ ‌‌‌‍​ ​ ‌‌​ ‍​​ ‌‍​ ​​​‍ ‌​ ‌‍‌‍​‌​ ​​​ ​​​‍ ‌​ ‌​​ ​‌‌‍​‌​ ‌​​‍ ‌‌‍​‍​ ‌‍‌‍​ ​ ‌‍​‍ ‌‌‍​ ‌‍‌‍​ ​‍​ ‌​​ ​ ‌‍​‍​ ‌​‌‍​‌​ ‍‌‌‍​‌​ ​‌​ ‍​​ ‍ ‌ ‌​‌ ‍‌‌ ​​‌‍‌‌​ ‌‌ ​​‌‍​‌‌‍‌ ‌‍‌‌​ ‍ ‌ ​​‌‍​‌‌ ‌​‌‍‍​​ ‌‌‍​‍‌‍ ​‌‍ ‌‍​ ‌‍‍ ‌ ​ ​‍‌‌​ ‌‌‌​​‍‌‌ ‌‍‍ ‌‍‌‌‌ ‍‌​‍‌‌​ ​ ‌​‌​​‍‌‌​ ​ ‌​‌​​‍‌‌​ ​‍​ ​‍‌‍‌‌‌‍‌‍‌‍​‌‌‍‌‌​ ‍​‌‍‌‌​ ‌‍​ ​​​‍ ‌​ ‌ ​ ​​‌‍‌​‌‍‌‍​‍ ‌​ ‌​​ ‍‌​ ​‍​ ​​​‍ ‌‌‍​‍​ ‌ ​ ​‍​ ​‌​‍ ‌​ ‍‌‌‍‌‍​ ‍‌​ ‌‍​ ​ ‌‍‌‌‌‍‌‌‌‍​‌‌‍​‍​ ​ ​ ‌‌‌‍‌‌​‍‌‌​ ​‍​ ​‍​‍‌‌​ ‌‌‌​‌​​‍ ‍‌‍​ ‌‍ ‌‍ ​‌ ‌‌‌‍ ‌‌‍ ‍‌ ​ ​‍‌‌​ ‌‌‌​​‍‌‌ ‌‍‍ ‌‍‌‌‌ ‍‌​‍‌‌​ ​ ‌​‌​​‍‌‌​ ​ ‌​‌​​‍‌‌​ ​‍​ ​‍‌‍​‍​ ‌‌​ ​‌​ ‌‍‌‍​‍​ ‌‌​ ‌‌‌‍‌​‌‍​ ‌‍​‌​ ​​​ ​‍​‍‌‌​ ​‍​ ​‍​‍‌‌​ ‌‌‌​‌​​‍ ‍‌‍‍‌‌ ‌​‌‍‌‌‌‍ ‌‌ ​ ​‍‌‌​ ‌‌‌​​‍​ ‌‌​‍‌‌​ ‌‌‌​‌​​ ‌‍​‍‌‍​‌‌ ​ ‌‍‌‌‌‌‌‌‌ ​‍‌‍ ​​ ‌‌‍‍​‌ ‌​‌ ‌​‌ ​​‌ ​ ​‍‌‌​ ​ ‌​​‌​‍‌‌​ ​‍‌​‌‍​‍‌‌​ ​‍‌​‌‍‌‍​ ‌‍ ‌‌ ​ ​‍ ‍‌‍​ ‌‍‌‌‌ ​‍‌ ‌‍‌‍‌‌‌ ​‍‌‍​‌​‍ ‍‌ ​ ‌‍‌‌​‍‌‍‌‍‍‌‌‍‌​​ ‌​ ‌​‌‍‌‍​ ‌‌‌‍​ ​ ‌‌​ ‍​​ ‌‍​ ​​​‍ ‌​ ‌‍‌‍​‌​ ​​​ ​​​‍ ‌​ ‌​​ ​‌‌‍​‌​ ‌​​‍ ‌‌‍​‍​ ‌‍‌‍​ ​ ‌‍​‍ ‌‌‍​ ‌‍‌‍​ ​‍​ ‌​​ ​ ‌‍​‍​ ‌​‌‍​‌​ ‍‌‌‍​‌​ ​‌​ ‍​​‍‌‍‌ ‌​‌ ‍‌‌ ​​‌‍‌‌​ ‌‌ ​​‌‍​‌‌‍‌ ‌‍‌‌​‍‌‍‌ ​​‌‍​‌‌ ‌​‌‍‍​​ ‌‌‍​‍‌‍ ​‌‍ ‌‍​ ‌‍‍ ‌ ​ ​‍‌‌​ ‌‌‌​​‍‌‌ ‌‍‍ ‌‍‌‌‌ ‍‌​‍‌‌​ ​ ‌​‌​​‍‌‌​ ​ ‌​‌​​‍‌‌​ ​‍​ ​‍‌‍‌‌‌‍‌‍‌‍​‌‌‍‌‌​ ‍​‌‍‌‌​ ‌‍​ ​​​‍ ‌​ ‌ ​ ​​‌‍‌​‌‍‌‍​‍ ‌​ ‌​​ ‍‌​ ​‍​ ​​​‍ ‌‌‍​‍​ ‌ ​ ​‍​ ​‌​‍ ‌​ ‍‌‌‍‌‍​ ‍‌​ ‌‍​ ​ ‌‍‌‌‌‍‌‌‌‍​‌‌‍​‍​ ​ ​ ‌‌‌‍‌‌​‍‌‌​ ​‍​ ​‍​‍‌‌​ ‌‌‌​‌​​‍ ‍‌‍​ ‌‍ ‌‍ ​‌ ‌‌‌‍ ‌‌‍ ‍‌ ​ ​‍‌‌​ ‌‌‌​​‍‌‌ ‌‍‍ ‌‍‌‌‌ ‍‌​‍‌‌​ ​ ‌​‌​​‍‌‌​ ​ ‌​‌​​‍‌‌​ ​‍​ ​‍‌‍​‍​ ‌‌​ ​‌​ ‌‍‌‍​‍​ ‌‌​ ‌‌‌‍‌​‌‍​ ‌‍​‌​ ​​​ ​‍​‍‌‌​ ​‍​ ​‍​‍‌‌​ ‌‌‌​‌​​‍ ‍‌‍‍‌‌ ‌​‌‍‌‌‌‍ ‌‌ ​ ​‍‌‌​ ‌‌‌​​‍​ ‌‌​‍‌‌​ ‌‌‌​‌​​‍‌‍‌ ‌ ‌‍ ‌ ​‍‌‍‍ ‌ ​ ‌ ​​‌‍​‌‌‍​ ‌‍‌‌​ ‌‌ ​​‌ ​‍‌‍ ‌‍‌​‌ ‌‌‌‍​ ‌ ‌​‌‍‍‌‌‍ ‌‍ ‍​‍‌‍‌ ​​‌‍‌‌‌ ​‍‌ ​ ‌ ​​‌‍‌‌‌‍​ ‌ ‌​‌‍‍‌‌ ‌‍‌‍‌‌​ ‌‌ ​​‌ ‌‌‌‍​‍‌‍ ​‌‍‍‌‌ ​ ‌‍‍​‌‍‌‌‌‍‌​​‍​‍‌ ‌
1 msk japansk soja​​​​‌ ‍ ​‍​‍‌‍ ‌ ​‍‌‍‍‌‌‍‌ ‌‍‍‌‌‍ ‍​‍​‍​ ‍‍​‍​‍‌ ​ ‌‍​‌‌‍ ‍‌‍‍‌‌ ‌​‌ ‍‌​‍ ‍‌‍‍‌‌‍ ​‍​‍​‍ ​​‍​‍‌‍‍​‌ ​‍‌‍‌‌‌‍‌‍​‍​‍​ ‍‍​‍​‍‌‍‍​‌ ‌​‌ ‌​‌ ​​‌ ​ ​ ‍‍​‍ ​‍ ‌‍​ ‌‍ ‌‌ ​ ​‍ ‍‌‍​ ‌‍‌‌‌ ​‍‌ ‌‍‌‍‌‌‌ ​‍‌‍​‌​‍ ‍‌ ​ ‌‍‌‌​‍ ‌ ​​‌ ​‍‌‍ ‌‍‌​‌ ‌‌‌‍​ ‌ ‌​‌‍‍‌‌‍ ‌‍ ‍​‍ ‌‍‍‌‌‍ ‍‌ ‌​‌‍‌‌‌‍ ‍‌ ‌​​‍ ‌‍‌‌‌‍‌​‌‍‍‌‌ ‌​​‍ ‌‍ ‌‌‍ ‌‍‌​‌‍‌‌​ ‌‌ ​​‌ ​‍‌‍‌‌‌ ​ ‌‍‌‌‌‍ ‍‌ ‌​‌‍​‌‌ ‌​‌‍‍‌‌‍ ‌‍ ‍​ ‍ ‌‍‍‌‌‍‌​​ ‌​ ‌​‌‍‌‍​ ‌‌‌‍​ ​ ‌‌​ ‍​​ ‌‍​ ​​​‍ ‌​ ‌‍‌‍​‌​ ​​​ ​​​‍ ‌​ ‌​​ ​‌‌‍​‌​ ‌​​‍ ‌‌‍​‍​ ‌‍‌‍​ ​ ‌‍​‍ ‌‌‍​ ‌‍‌‍​ ​‍​ ‌​​ ​ ‌‍​‍​ ‌​‌‍​‌​ ‍‌‌‍​‌​ ​‌​ ‍​​ ‍ ‌ ‌​‌ ‍‌‌ ​​‌‍‌‌​ ‌‌ ​​‌‍​‌‌‍‌ ‌‍‌‌​ ‍ ‌ ​​‌‍​‌‌ ‌​‌‍‍​​ ‌‌‍​‍‌‍ ​‌‍ ‌‍​ ‌‍‍ ‌ ​ ​‍‌‌​ ‌‌‌​​‍‌‌ ‌‍‍ ‌‍‌‌‌ ‍‌​‍‌‌​ ​ ‌​‌​​‍‌‌​ ​ ‌​‌​​‍‌‌​ ​‍​ ​‍‌‍‌‌‌‍‌‍‌‍​‌‌‍‌‌​ ‍​‌‍‌‌​ ‌‍​ ​​​‍ ‌​ ‌ ​ ​​‌‍‌​‌‍‌‍​‍ ‌​ ‌​​ ‍‌​ ​‍​ ​​​‍ ‌‌‍​‍​ ‌ ​ ​‍​ ​‌​‍ ‌​ ‍‌‌‍‌‍​ ‍‌​ ‌‍​ ​ ‌‍‌‌‌‍‌‌‌‍​‌‌‍​‍​ ​ ​ ‌‌‌‍‌‌​‍‌‌​ ​‍​ ​‍​‍‌‌​ ‌‌‌​‌​​‍ ‍‌‍​ ‌‍ ‌‍ ​‌ ‌‌‌‍ ‌‌‍ ‍‌ ​ ​‍‌‌​ ‌‌‌​​‍‌‌ ‌‍‍ ‌‍‌‌‌ ‍‌​‍‌‌​ ​ ‌​‌​​‍‌‌​ ​ ‌​‌​​‍‌‌​ ​‍​ ​‍‌‍​‍​ ‌‌​ ​‌​ ‌‍‌‍​‍​ ‌‌​ ‌‌‌‍‌​‌‍​ ‌‍​‌​ ​​​ ​‍​‍‌‌​ ​‍​ ​‍​‍‌‌​ ‌‌‌​‌​​‍ ‍‌‍‍‌‌ ‌​‌‍‌‌‌‍ ‌‌ ​ ​‍‌‌​ ‌‌‌​​‍​ ‌‍​‍‌‌​ ‌‌‌​‌​​ ‌‍​‍‌‍​‌‌ ​ ‌‍‌‌‌‌‌‌‌ ​‍‌‍ ​​ ‌‌‍‍​‌ ‌​‌ ‌​‌ ​​‌ ​ ​‍‌‌​ ​ ‌​​‌​‍‌‌​ ​‍‌​‌‍​‍‌‌​ ​‍‌​‌‍‌‍​ ‌‍ ‌‌ ​ ​‍ ‍‌‍​ ‌‍‌‌‌ ​‍‌ ‌‍‌‍‌‌‌ ​‍‌‍​‌​‍ ‍‌ ​ ‌‍‌‌​‍‌‍‌‍‍‌‌‍‌​​ ‌​ ‌​‌‍‌‍​ ‌‌‌‍​ ​ ‌‌​ ‍​​ ‌‍​ ​​​‍ ‌​ ‌‍‌‍​‌​ ​​​ ​​​‍ ‌​ ‌​​ ​‌‌‍​‌​ ‌​​‍ ‌‌‍​‍​ ‌‍‌‍​ ​ ‌‍​‍ ‌‌‍​ ‌‍‌‍​ ​‍​ ‌​​ ​ ‌‍​‍​ ‌​‌‍​‌​ ‍‌‌‍​‌​ ​‌​ ‍​​‍‌‍‌ ‌​‌ ‍‌‌ ​​‌‍‌‌​ ‌‌ ​​‌‍​‌‌‍‌ ‌‍‌‌​‍‌‍‌ ​​‌‍​‌‌ ‌​‌‍‍​​ ‌‌‍​‍‌‍ ​‌‍ ‌‍​ ‌‍‍ ‌ ​ ​‍‌‌​ ‌‌‌​​‍‌‌ ‌‍‍ ‌‍‌‌‌ ‍‌​‍‌‌​ ​ ‌​‌​​‍‌‌​ ​ ‌​‌​​‍‌‌​ ​‍​ ​‍‌‍‌‌‌‍‌‍‌‍​‌‌‍‌‌​ ‍​‌‍‌‌​ ‌‍​ ​​​‍ ‌​ ‌ ​ ​​‌‍‌​‌‍‌‍​‍ ‌​ ‌​​ ‍‌​ ​‍​ ​​​‍ ‌‌‍​‍​ ‌ ​ ​‍​ ​‌​‍ ‌​ ‍‌‌‍‌‍​ ‍‌​ ‌‍​ ​ ‌‍‌‌‌‍‌‌‌‍​‌‌‍​‍​ ​ ​ ‌‌‌‍‌‌​‍‌‌​ ​‍​ ​‍​‍‌‌​ ‌‌‌​‌​​‍ ‍‌‍​ ‌‍ ‌‍ ​‌ ‌‌‌‍ ‌‌‍ ‍‌ ​ ​‍‌‌​ ‌‌‌​​‍‌‌ ‌‍‍ ‌‍‌‌‌ ‍‌​‍‌‌​ ​ ‌​‌​​‍‌‌​ ​ ‌​‌​​‍‌‌​ ​‍​ ​‍‌‍​‍​ ‌‌​ ​‌​ ‌‍‌‍​‍​ ‌‌​ ‌‌‌‍‌​‌‍​ ‌‍​‌​ ​​​ ​‍​‍‌‌​ ​‍​ ​‍​‍‌‌​ ‌‌‌​‌​​‍ ‍‌‍‍‌‌ ‌​‌‍‌‌‌‍ ‌‌ ​ ​‍‌‌​ ‌‌‌​​‍​ ‌‍​‍‌‌​ ‌‌‌​‌​​‍‌‍‌ ‌ ‌‍ ‌ ​‍‌‍‍ ‌ ​ ‌ ​​‌‍​‌‌‍​ ‌‍‌‌​ ‌‌ ​​‌ ​‍‌‍ ‌‍‌​‌ ‌‌‌‍​ ‌ ‌​‌‍‍‌‌‍ ‌‍ ‍​‍‌‍‌ ​​‌‍‌‌‌ ​‍‌ ​ ‌ ​​‌‍‌‌‌‍​ ‌ ‌​‌‍‍‌‌ ‌‍‌‍‌‌​ ‌‌ ​​‌ ‌‌‌‍​‍‌‍ ​‌‍‍‌‌ ​ ‌‍‍​‌‍‌‌‌‍‌​​‍​‍‌ ‌
Gör så här
1. Värm smör på medelvärme i en stekpanna.
2. Lägg i ananasringarna tillsammans med socker och
soja. Stek tills det är karamelliserat, ungefär 4 minuter
per sida.
3. Hetta upp din paninigrill och smöra brödskivorna.
Bygg mackan på den osmörade sidan.